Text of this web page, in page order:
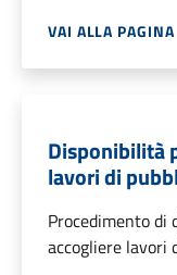
VAI ALLA PAGINA
Disponibilità
lavori di
Procedimento di
accogliere lavori